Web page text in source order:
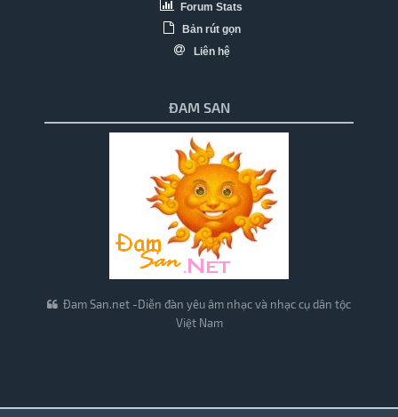
Forum Stats
Bản rút gọn
Liên hệ
ĐAM SAN
Đam San.net -Diễn đàn yêu âm nhạc và nhạc cụ dân tộc
Việt Nam